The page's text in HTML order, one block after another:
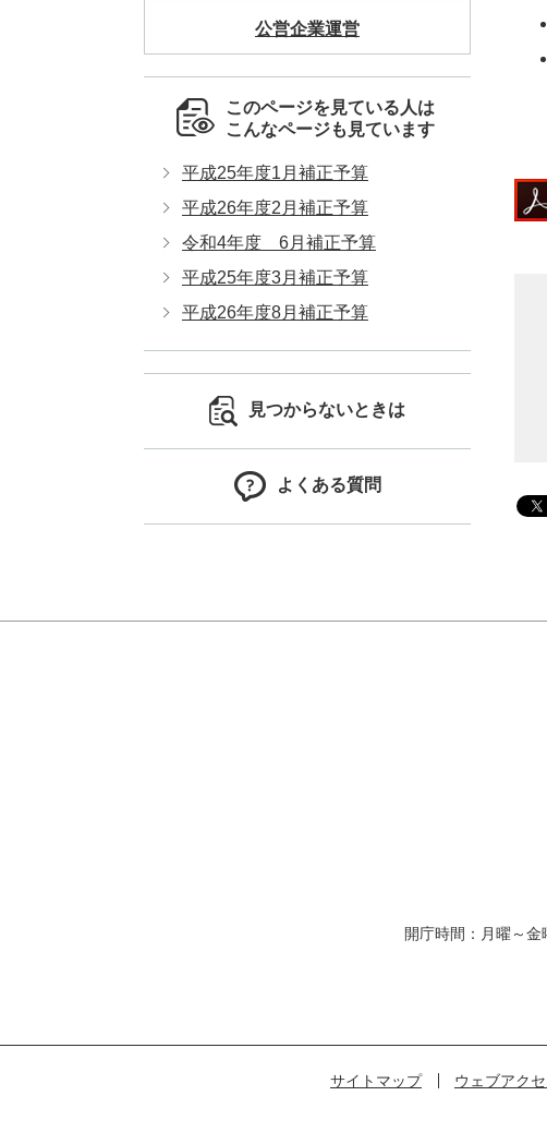
公営企業運営
このページを見ている人は
こんなページも見ています
平成25年度1月補正予算
平成26年度2月補正予算
令和4年度 6月補正予算
平成25年度3月補正予算
平成26年度8月補正予算
見つからないときは
よくある質問
サイトマップ ウェブアク
開庁時間：月曜～